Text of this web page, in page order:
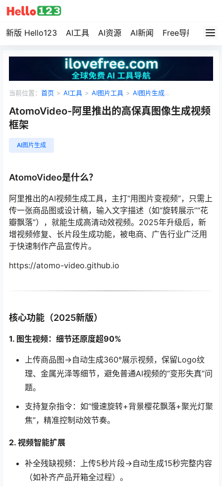
新版 Hello123 AI工具 AI资源 AI新闻 Free导航 资
当前位置： 首页 > AI工具 > AI图片工具 > AI图片生成
AtomoVideo-阿里推出的高保真图像生成视频
框架
AI图片生成
AtomoVideo是什么？
阿里推出的AI视频生成工具，主打“用图片变视频”，只需上
传一张商品图或设计稿，输入文字描述（如“旋转展示”“花
瓣飘落”），就能生成高清动效视频。2025年升级后，新
增视频修复、长片段生成功能，被电商、广告行业广泛用
于快速制作产品宣传片。
https://atomo-video.github.io
核心功能（2025新版）
1. 图生视频：细节还原度超90%
上传商品图→自动生成360°展示视频，保留Logo纹
理、金属光泽等细节，避免普通AI视频的“变形失真”问
题。
支持复杂指令：如“慢速旋转+背景樱花飘落+聚光灯聚
焦”，精准控制动效节奏。
2. 视频智能扩展
补全残缺视频：上传5秒片段→自动生成15秒完整内容
（如补齐产品开箱全过程）。